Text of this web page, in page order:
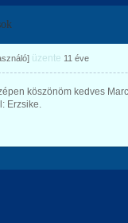
üzente 11 éve
köszönöm kedves
Erzsike.